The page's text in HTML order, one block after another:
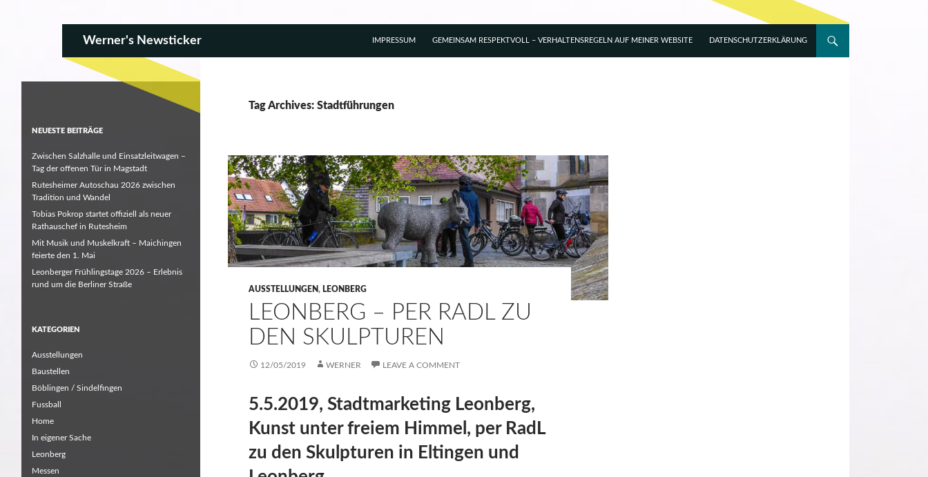
Werner's Newsticker
DATENSCHUTZERKLÄRUNG
GEMEINSAM RESPEKTVOLL – VERHALTENSREGELN AUF MEINER WEBSITE
IMPRESSUM
Tag Archives: Stadtführungen
AUSSTELLUNGEN, LEONBERG
LEONBERG – PER RADL ZU
DEN SKULPTUREN
12/05/2019 WERNER LEAVE A COMMENT
5.5.2019, Stadtmarketing Leonberg,
Kunst unter freiem Himmel, per RadL
zu den Skulpturen in Eltingen und
NEUESTE BEITRÄGE
Zwischen Salzhalle und Einsatzleitwagen –
Tag der offenen Tür in Magstadt
Rutesheimer Autoschau 2026 zwischen
Tradition und Wandel
Tobias Pokrop startet offiziell als neuer
Rathauschef in Rutesheim
Mit Musik und Muskelkraft – Maichingen
feierte den 1. Mai
Leonberger Frühlingstage 2026 – Erlebnis
rund um die Berliner Straße
KATEGORIEN
Ausstellungen
Baustellen
Böblingen / Sindelfingen
Fussball
Home
In eigener Sache
Leonberg
Messen